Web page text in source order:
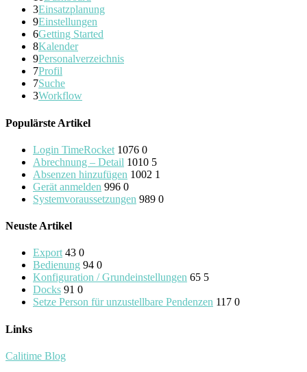
3Einsatzplanung
9Einstellungen
6Getting Started
8Kalender
9Personalverzeichnis
7Profil
7Suche
3Workflow
Populärste Artikel
Login TimeRocket 1076 0
Abrechnung – Detail 1010 5
Absenzen hinzufügen 1002 1
Gerät anmelden 996 0
Systemvoraussetzungen 989 0
Neuste Artikel
Export 43 0
Bedienung 94 0
Konfiguration / Grundeinstellungen 65 5
Docks 91 0
Setze Person für unzustellbare Pendenzen 117 0
Links
Calitime Blog